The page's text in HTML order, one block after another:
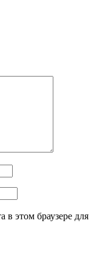
в этом браузере для